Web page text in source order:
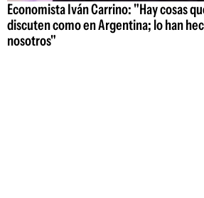
Economista Iván Carrino: "Hay cosas
discuten como en Argentina; lo han
nosotros"